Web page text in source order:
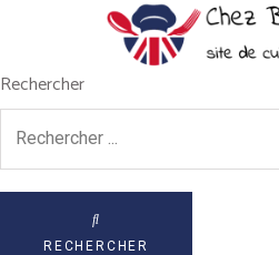
Rechercher
RECHERCHER